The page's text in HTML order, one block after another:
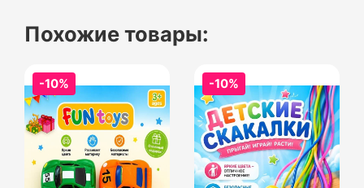
Похожие товары:
-10% -10%